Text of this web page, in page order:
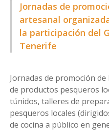
Jornadas de
artesanal
la participación del
Tenerife
Jornadas de promoción
de productos pesqueros
túnidos, talleres de
pesqueros locales
de cocina a público en